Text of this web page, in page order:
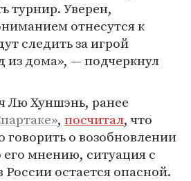
турнир. Уверен,
отнесутся к
следить за игрой
дома», — подчеркнул
Лю Хуншэнь, ранее
, посчитал, что
о возобновлении
мнению, ситуация с
остается опасной.